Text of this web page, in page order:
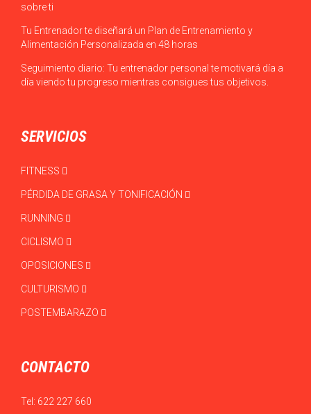
sobre ti
Tu Entrenador te diseñará un Plan de Entrenamiento y
Alimentación Personalizada en 48 horas
Seguimiento diario: Tu entrenador personal te motivará día a
día viendo tu progreso mientras consigues tus objetivos.
SERVICIOS
FITNESS
PÉRDIDA DE GRASA Y TONIFICACIÓN
RUNNING
CICLISMO
OPOSICIONES
CULTURISMO
POSTEMBARAZO
CONTACTO
Tel: 622 227 660